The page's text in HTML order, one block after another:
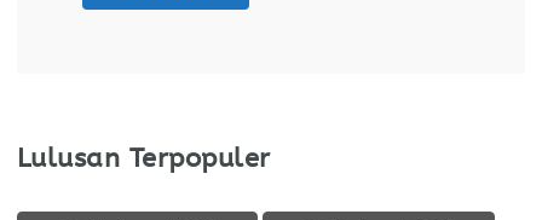
Lulusan Terpopuler